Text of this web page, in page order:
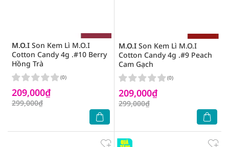
M.O.I Son Kem Lì M.O.I
Cotton Candy 4g .#10 Berry
Hồng Trà
209,000₫
299,000₫
(0)
M.O.I Son Kem Lì M.O.I
Cotton Candy 4g .#9 Peach
Cam Gạch
209,000₫
299,000₫
(0)